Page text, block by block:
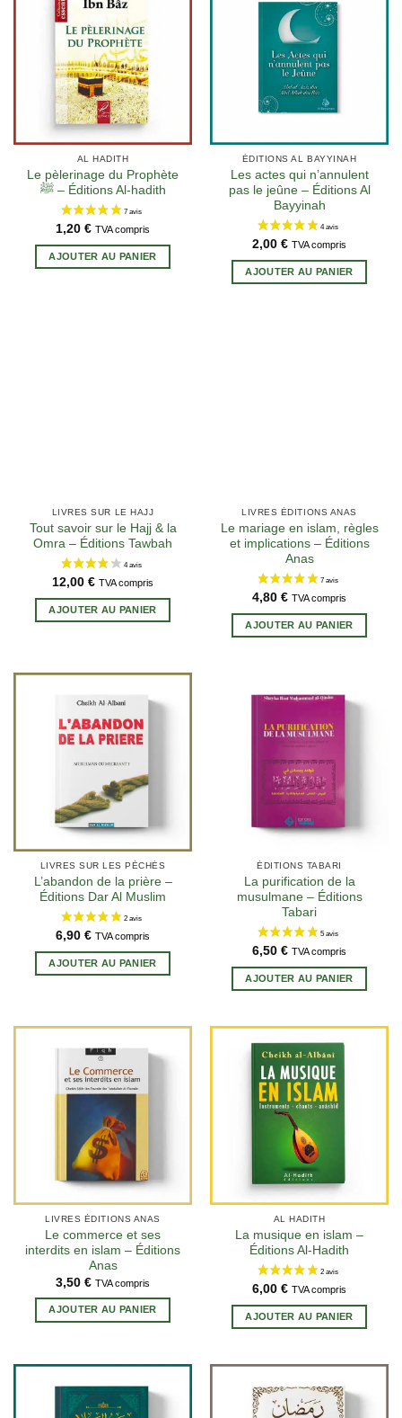
5 avis
AL HADITH
Le pèlerinage du Prophète
ﷺ – Éditions Al-hadith
1,20 € TVA compris
AJOUTER AU PANIER
ÉDITIONS AL BAYYINAH
Les actes qui n’annulent
pas le jeûne – Éditions Al
Bayyinah
2,00 € TVA compris
AJOUTER AU PANIER
LIVRES SUR LE HAJJ
Tout savoir sur le Hajj & la
Omra – Éditions Tawbah
12,00 € TVA compris
AJOUTER AU PANIER
LIVRES ÉDITIONS ANAS
Le mariage en islam, règles
et implications – Éditions
Anas
4,80 € TVA compris
AJOUTER AU PANIER
LIVRES SUR LES PÉCHÉS
L’abandon de la prière –
Éditions Dar Al Muslim
6,90 € TVA compris
AJOUTER AU PANIER
ÉDITIONS TABARI
La purification de la
musulmane – Éditions
Tabari
6,50 € TVA compris
AJOUTER AU PANIER
LIVRES ÉDITIONS ANAS
Le commerce et ses
interdits en islam – Éditions
Anas
3,50 € TVA compris
AJOUTER AU PANIER
AL HADITH
La musique en islam –
Éditions Al-Hadith
6,00 € TVA compris
AJOUTER AU PANIER